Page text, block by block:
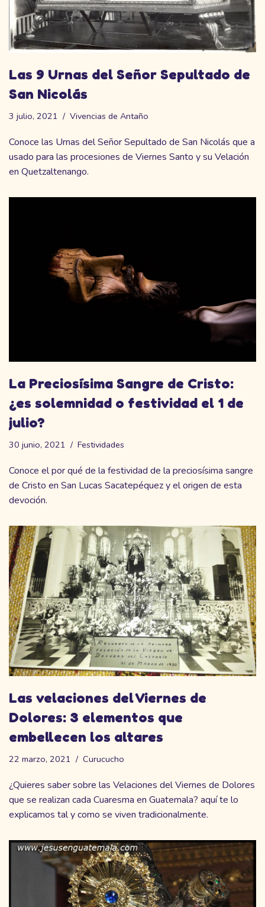
Las 9 Urnas del Señor Sepultado de
San Nicolás
3 julio, 2021 Vivencias de Antaño
Conoce las Urnas del Señor Sepultado de San Nicolás que a
usado para las procesiones de Viernes Santo y su Velación
en Quetzaltenango.
La Preciosísima Sangre de Cristo:
¿es solemnidad o festividad el 1 de
julio?
30 junio, 2021 Festividades
Conoce el por qué de la festividad de la preciosísima sangre
de Cristo en San Lucas Sacatepéquez y el origen de esta
devoción.
Las velaciones del Viernes de
Dolores: 3 elementos que
embellecen los altares
22 marzo, 2021 Curucucho
¿Quieres saber sobre las Velaciones del Viernes de Dolores
que se realizan cada Cuaresma en Guatemala? aquí te lo
explicamos tal y como se viven tradicionalmente.